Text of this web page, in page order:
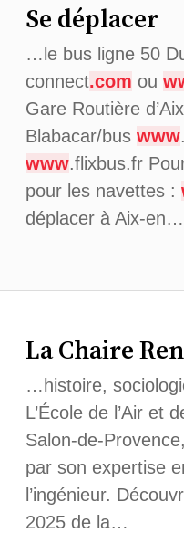
Se déplacer
…le bus ligne 50
connect.com ou
Gare Routière
Blabacar/bus www
www.flixbus.fr
pour les navettes :
déplacer à Aix-en…
La Chaire
…histoire,
L’École de l’Air et
Salon-de-Provence,
par son expertise
l’ingénieur.
2025 de la…